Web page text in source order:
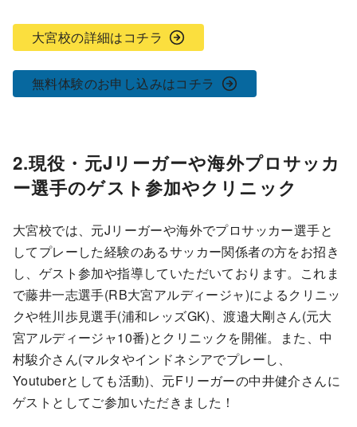
大宮校の詳細はコチラ
無料体験のお申し込みはコチラ
2.現役・元Jリーガーや海外プロサッカ
ー選手のゲスト参加やクリニック
大宮校では、元Jリーガーや海外でプロサッカー選手と
してプレーした経験のあるサッカー関係者の方をお招き
し、ゲスト参加や指導していただいております。これま
で藤井一志選手(RB大宮アルディージャ)によるクリニッ
クや牲川歩見選手(浦和レッズGK)、渡邉大剛さん(元大
宮アルディージャ10番)とクリニックを開催。また、中
村駿介さん(マルタやインドネシアでプレーし、
Youtuberとしても活動)、元Fリーガーの中井健介さんに
ゲストとしてご参加いただきました！